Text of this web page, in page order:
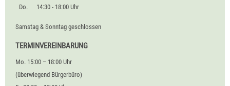
Do.
14:30 - 18:00 Uhr
Samstag & Sonntag geschlossen
TERMINVEREINBARUNG
Mo. 15:00 – 18:00 Uhr
(überwiegend Bürgerbüro)